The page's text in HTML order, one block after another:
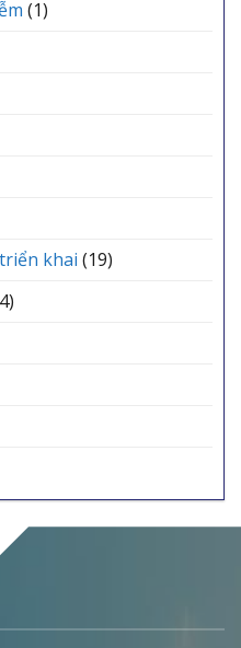
(1)
khai (19)